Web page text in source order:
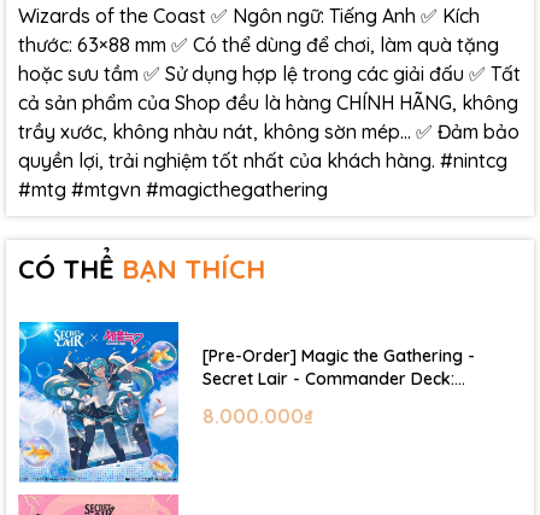
Wizards of the Coast ✅ Ngôn ngữ: Tiếng Anh ✅ Kích
thước: 63×88 mm ✅ Có thể dùng để chơi, làm quà tặng
hoặc sưu tầm ✅ Sử dụng hợp lệ trong các giải đấu ✅ Tất
cả sản phẩm của Shop đều là hàng CHÍNH HÃNG, không
trầy xước, không nhàu nát, không sờn mép… ✅ Đảm bảo
quyền lợi, trải nghiệm tốt nhất của khách hàng. #nintcg
#mtg #mtgvn #magicthegathering
CÓ THỂ BẠN THÍCH
[Pre-Order] Magic the Gathering -
Secret Lair - Commander Deck:
8.000.000₫